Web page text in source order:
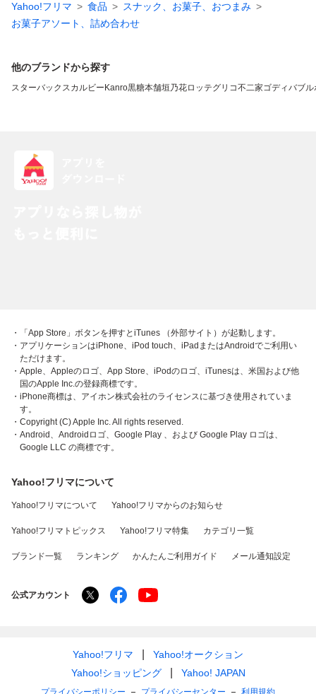
Yahoo!フリマ 食品
スナック、お菓子、おつまみ
お菓子アソート、詰め合わせ
他のブランドから探す
スターバックスカルビー Kanro黒糖本舗垣乃花ロッテグリコ不二家ゴディバブル
・「App Store」ボタンを押すとiTunes （外部サイト）が起動します。
・アプリケーションはiPhone、iPod touch、iPadまたはAndroidでご利用い
ただけます。
・Apple、Appleのロゴ、App Store、iPodのロゴ、iTunesは、米国および他
国のApple Inc.の登録商標です。
・iPhone商標は、アイホン株式会社のライセンスに基づき使用されていま
す。
・Copyright (C) Apple Inc. All rights reserved.
・Android、Androidロゴ、Google Play 、および Google Play ロゴは、
Google LLC の商標です。
Yahoo!フリマについて
Yahoo!フリマについて Yahoo!フリマからのお知らせ
Yahoo!フリマトピックス Yahoo!フリマ特集 カテゴリ一覧
ブランド一覧 ランキング かんたんご利用ガイド メール通知設定
公式アカウント
Yahoo!フリマ
Yahoo!オークション
Yahoo!ショッピング
Yahoo! JAPAN